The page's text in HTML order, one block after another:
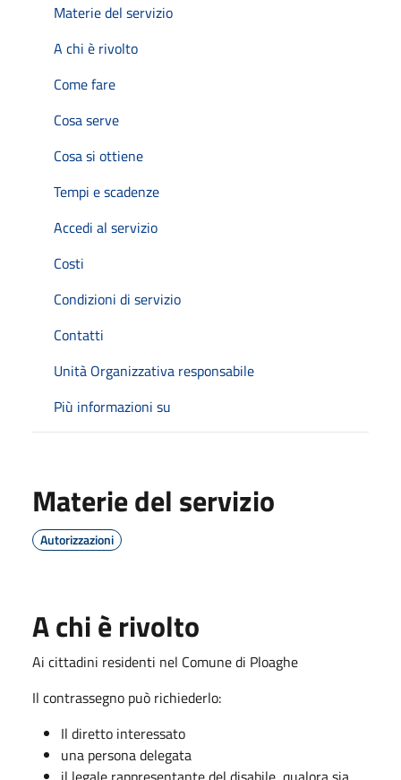
Materie del servizio
A chi è rivolto
Come fare
Cosa serve
Cosa si ottiene
Tempi e scadenze
Accedi al servizio
Costi
Condizioni di servizio
Contatti
Unità Organizzativa responsabile
Più informazioni su
Materie del servizio
Autorizzazioni
A chi è rivolto
Ai cittadini residenti nel Comune di Ploaghe
Il contrassegno può richiederlo:
Il diretto interessato
una persona delegata